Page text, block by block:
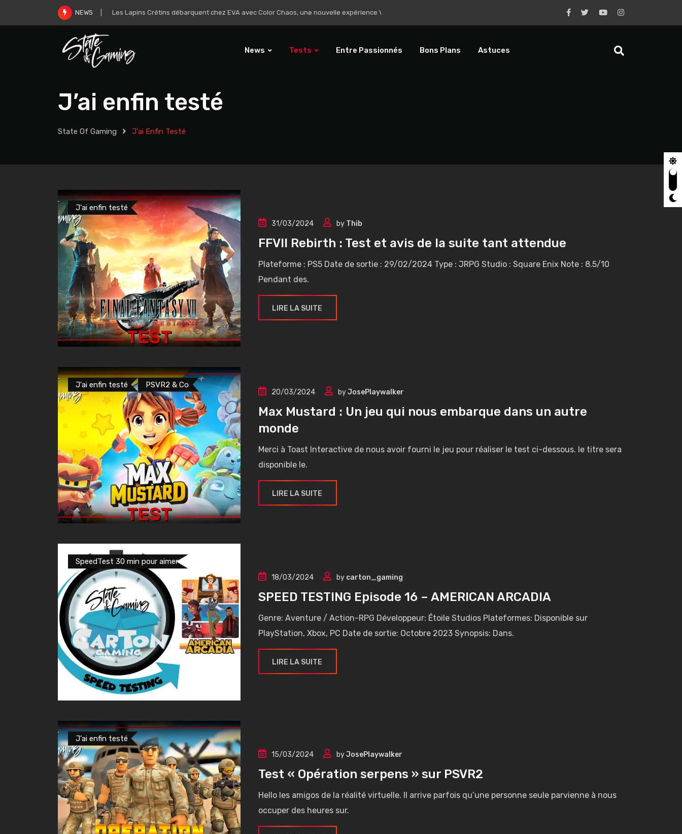
NEWS The Mound: Omen of Cthulhu est disponible sur PC, PS5 et Xbox Series X|S
News Tests Entre Passionnés Bons Plans Astuces
J’ai enfin testé
State Of Gaming J'ai Enfin Testé
J'ai enfin testé
31/03/2024 by Thib
FFVII Rebirth : Test et avis de la suite tant attendue
Plateforme : PS5 Date de sortie : 29/02/2024 Type : JRPG Studio : Square Enix Note : 8.5/10
Pendant des.
LIRE LA SUITE
J'ai enfin testé PSVR2 & Co
20/03/2024 byJosePlaywalker
Max Mustard : Un jeu qui nous embarque dans un autre
monde
Merci à Toast Interactive de nous avoir fourni le jeu pour réaliser le test ci-dessous. le titre sera
disponible le.
LIRE LA SUITE
SpeedTest 30 min pour aimer
18/03/2024 by carton_gaming
SPEED TESTING Episode 16 – AMERICAN ARCADIA
Genre: Aventure / Action-RPG Développeur: Étoile Studios Plateformes: Disponible sur
PlayStation, Xbox, PC Date de sortie: Octobre 2023 Synopsis: Dans.
LIRE LA SUITE
J'ai enfin testé
15/03/2024 byJosePlaywalker
Test « Opération serpens » sur PSVR2
Hello les amigos de la réalité virtuelle. Il arrive parfois qu’une personne seule parvienne à nous
occuper des heures sur.